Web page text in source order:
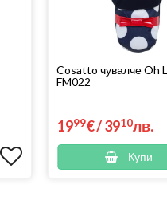
Cosatto чувалче Oh
FM022
1999€/3910лв.
Купи